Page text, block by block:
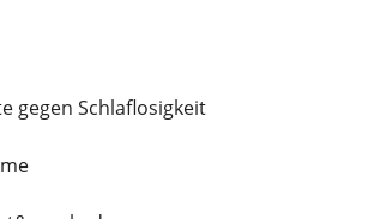
gegen Schlaflosigkeit